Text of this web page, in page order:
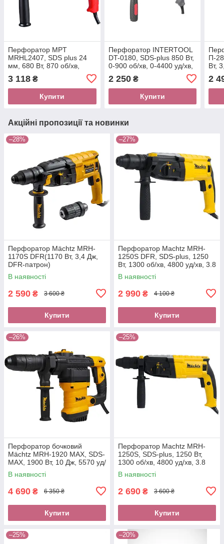
Перфоратор MPT
MRHL2407, SDS plus 24
мм, 680 Вт, 870 об/хв,
режими
3 118 ₴
Купити
Перфоратор INTERTOOL
DT-0180, SDS-plus 850 Вт,
0-900 об/хв, 0-4400 уд/хв,
3 режими, реверс, кейс,
аксесуари
2 250₴
Купити
П-
Вт,
2
Акційні пропозиції та новинки
–28%
Перфоратор Mächtz MRH-
1170S DFR(1170 Вт, 3,4 Дж,
DFR-патрон)
В наявності
2 590 ₴ 3 600 ₴
Купити
–27%
Перфоратор Machtz MRH-
1250S DFR, SDS-plus, 1250
Вт, 1300 об/хв, 4800 уд/хв, 3.8
Дж, змінний патрон DFR
В наявності
2 990 ₴ 4 100 ₴
Купити
–26%
Перфоратор бочковий
Mächtz MRH‑1920 MAX, SDS-
MAX, 1900 Вт, 10 Дж, 5570 уд/
хв, регулювання обертів,
кейс
В наявності
4 690 ₴ 6 350 ₴
Купити
–25%
Перфоратор Machtz MRH-
1250S, SDS-plus, 1250 Вт,
1300 об/хв, 4800 уд/хв, 3.8
Дж, кейс, комплект пік
В наявності
2 690 ₴ 3 600 ₴
Купити
–25% –20%